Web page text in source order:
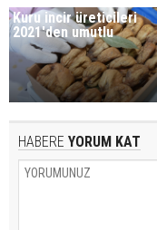
Kuru incir üreticileri
2021'den umutlu
HABERE YORUM KAT